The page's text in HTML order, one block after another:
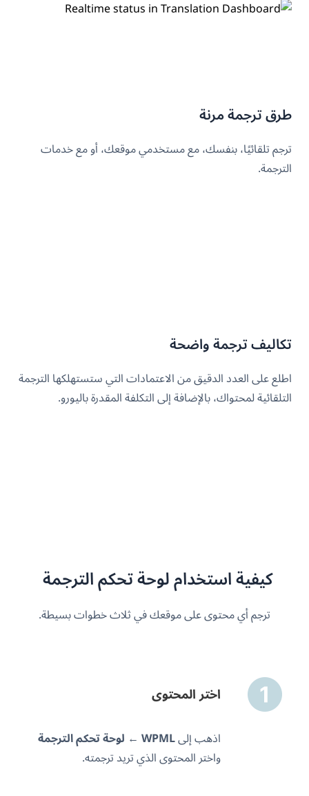
طرق ترجمة مرنة
ترجم تلقائيًا، بنفسك، مع مستخدمي موقعك، أو مع خدمات
الترجمة.
تكاليف ترجمة واضحة
اطلع على العدد الدقيق من الاعتمادات التي ستستهلكها الترجمة
التلقائية لمحتواك، بالإضافة إلى التكلفة المقدرة باليورو.
كيفية استخدام لوحة تحكم الترجمة
ترجم أي محتوى على موقعك في ثلاث خطوات بسيطة.
اختر المحتوى
اذهب إلىWPML
← لوحة تحكم الترجمة
واختر المحتوى الذي تريد ترجمته.